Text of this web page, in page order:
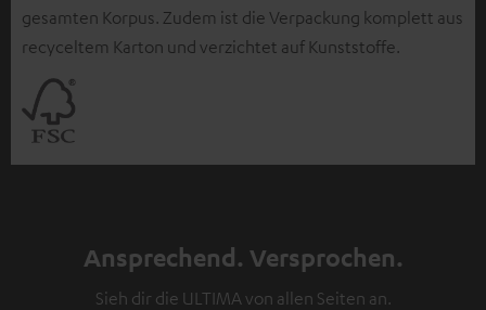
gesamten Korpus. Zudem ist die Verpackung komplett aus
recyceltem Karton und verzichtet auf Kunststoffe.
Ansprechend. Versprochen.
Sieh dir die ULTIMA von allen Seiten an.